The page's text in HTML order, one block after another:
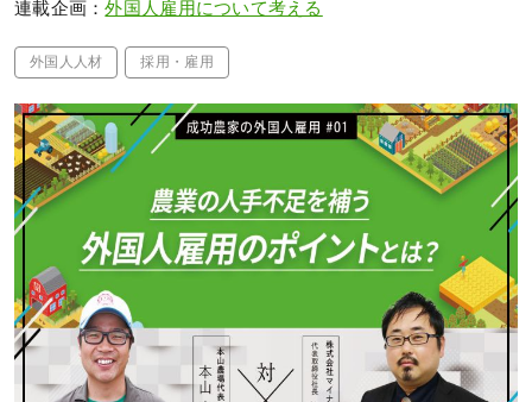
連載企画：外国人雇用について考える
外国人人材 採用・雇用